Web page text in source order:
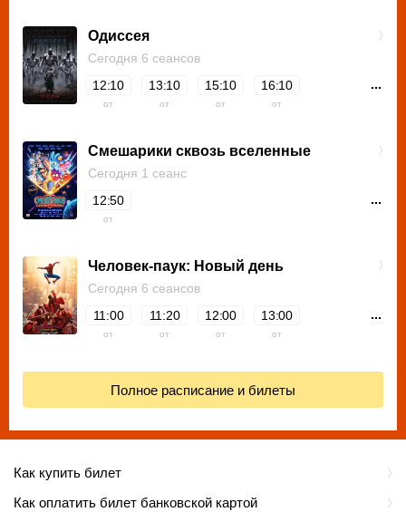
Как купить билет
Как оплатить билет банковской картой
Одиссея
Сегодня 6 сеансов
12:10
от
13:10
от
15:10
от
16:10
от
...
Смешарики сквозь вселенные
Сегодня 1 сеанс
12:50
от
...
Человек-паук: Новый день
Сегодня 6 сеансов
11:00
от
11:20
от
12:00
от
13:00
от
...
Полное расписание и билеты